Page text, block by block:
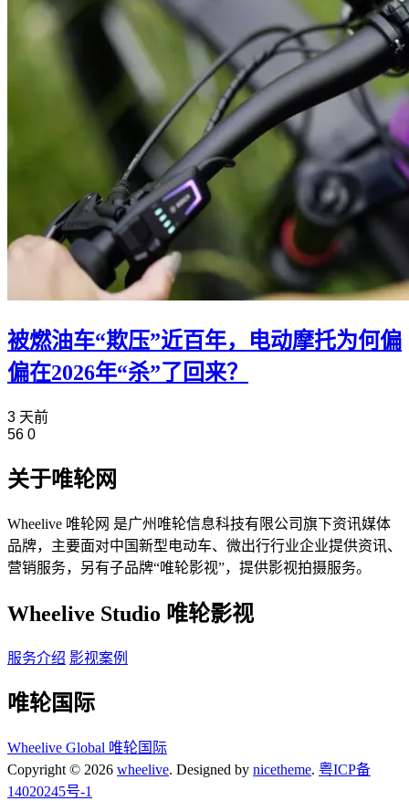
被燃油车“欺压”近百年，电动摩托为何偏
偏在2026年“杀”了回来？
3 天前
56 0
关于唯轮网
Wheelive 唯轮网 是广州唯轮信息科技有限公司旗下资讯媒体
品牌，主要面对中国新型电动车、微出行行业企业提供资讯、
营销服务，另有子品牌“唯轮影视”，提供影视拍摄服务。
Wheelive Studio 唯轮影视
服务介绍 影视案例
唯轮国际
Wheelive Global 唯轮国际
Copyright © 2026 wheelive. Designed by nicetheme. 粤ICP备
14020245号-1